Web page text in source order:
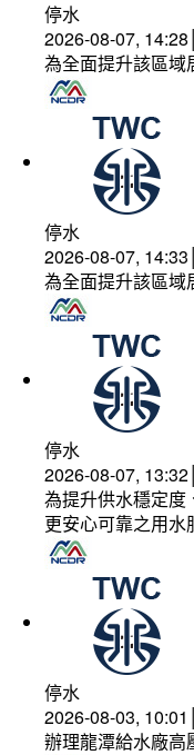
停水
2026-08-07,
為全面提升該區
停水
2026-08-07,
為全面提升該區
停水
2026-08-07,
為提升供水穩定度
更安心可靠之用水
停水
2026-08-03,
辦理龍潭給水廠高